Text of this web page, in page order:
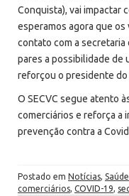
Conquista), vai impactar
esperamos agora que
contato com a secretaria
pares a possibilidade de
reforçou o presidente do
O SECVC segue atento
comerciários e reforça a
prevenção contra a
Postado em Notícias,
comerciários, COVID-19,